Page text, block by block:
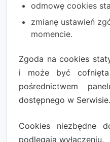
odmowę cookies
zmianę ustawień
momencie.
Zgoda na cookies
i może być
pośrednictwem
dostępnego w Serwisie.
Cookies niezbędne
podlegają wyłączeniu.